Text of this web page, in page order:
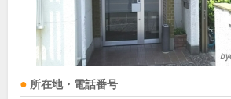
所在地・電話番号